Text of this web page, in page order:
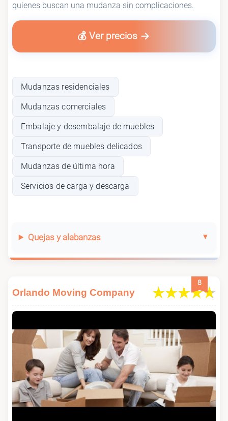
quienes buscan una mudanza sin complicaciones.
💰 Ver precios
Mudanzas residenciales
Mudanzas comerciales
Embalaje y desembalaje de muebles
Transporte de muebles delicados
Mudanzas de última hora
Servicios de carga y descarga
Quejas y alabanzas
8
Orlando Moving Company